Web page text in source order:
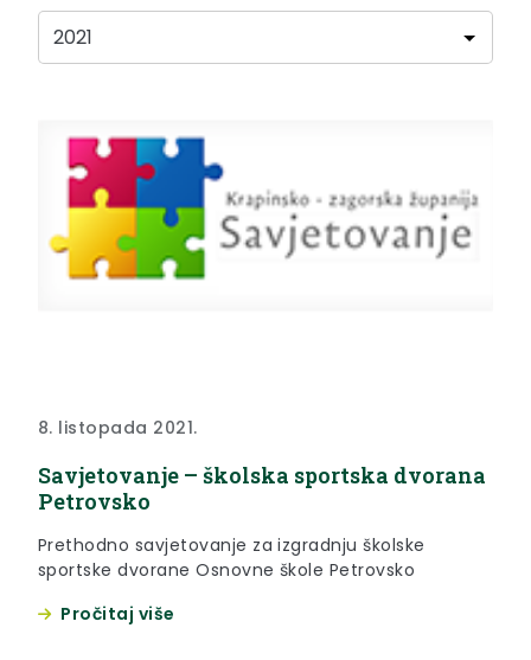
8. listopada 2021.
Savjetovanje – školska sportska dvorana
Petrovsko
Prethodno savjetovanje za izgradnju školske
sportske dvorane Osnovne škole Petrovsko
Pročitaj više